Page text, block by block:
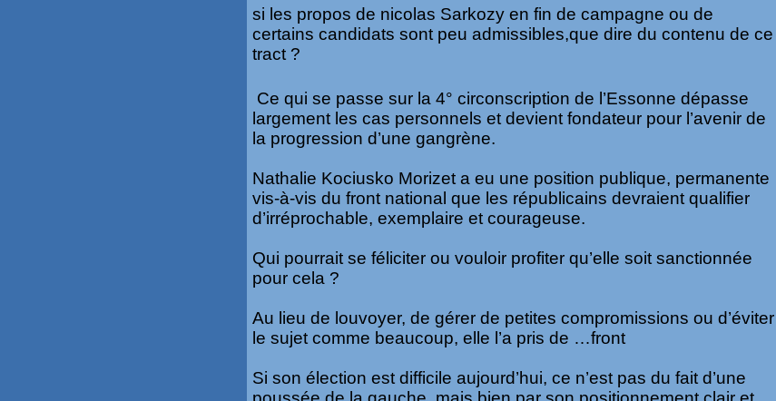
si les propos de nicolas Sarkozy en fin de campagne ou de
certains candidats sont peu admissibles,que dire du contenu de ce
tract ?
Ce qui se passe sur la 4° circonscription de l’Essonne dépasse
largement les cas personnels et devient fondateur pour l’avenir de
la progression d’une gangrène.
Nathalie Kociusko Morizet a eu une position publique, permanente
vis-à-vis du front national que les républicains devraient qualifier
d’irréprochable, exemplaire et courageuse.
Qui pourrait se féliciter ou vouloir profiter qu’elle soit sanctionnée
pour cela ?
Au lieu de louvoyer, de gérer de petites compromissions ou d’éviter
le sujet comme beaucoup, elle l’a pris de …front
Si son élection est difficile aujourd’hui, ce n’est pas du fait d’une